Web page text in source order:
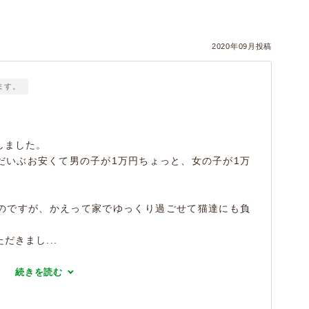
2020年09月投稿
。
した。
いぶお安くて男の子が1万円ちょっと、女の子が1万
ですが、かえって家でゆっくり過ごせて猫達にも負
きまし...
続きを読む